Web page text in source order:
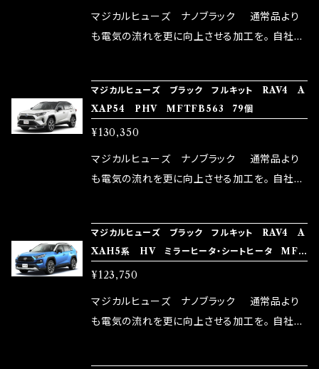
リットが無い。と。 コラボ開発製品です。 購入先
はこちらのマジカルヒューズ直販サイトと横浜に
rz）の2店舗の専売品になりますので宜しくお願
い致します。
マジカルヒューズ ナノブラック 通常品より
も電気の流れを更に向上させる加工を。 自社比
メ！ レーシングドライバーMAX織戸選手がテス
ターとなり吟味し時間を掛けて検証し、これは
体感出来て面白く、車には必ずプラスになりデメ
リットが無い。と。 コラボ開発製品です。 購入先
はこちらのマジカルヒューズ直販サイトと横浜に
rz）の2店舗の専売品になりますので宜しくお願
い致します。
マジカルヒューズ ブラック フルキット RAV4 A
XAP54 PHV MFTFB563 79個
¥130,350
マジカルヒューズ ナノブラック 通常品より
も電気の流れを更に向上させる加工を。 自社比
メ！ レーシングドライバーMAX織戸選手がテス
ターとなり吟味し時間を掛けて検証し、これは
体感出来て面白く、車には必ずプラスになりデメ
リットが無い。と。 コラボ開発製品です。 購入先
はこちらのマジカルヒューズ直販サイトと横浜に
マジカルヒューズ ブラック フルキット RAV4 A
XAH5系 HV ミラーヒータ・シートヒータ MFT
FB562 75個
¥123,750
マジカルヒューズ ナノブラック 通常品より
も電気の流れを更に向上させる加工を。 自社比